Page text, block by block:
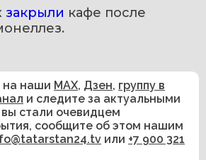
закрыли кафе после
на наши MAX, Дзен, группу в
и следите за актуальными
стали очевидцем
сообщите об этом нашим
или +7 900 321